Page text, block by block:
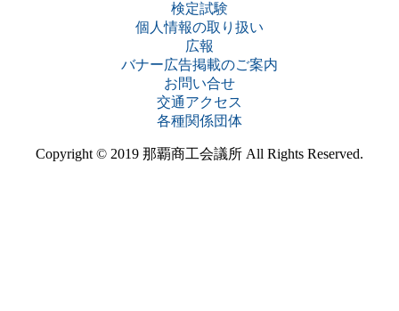
検定試験
個人情報の取り扱い
広報
バナー広告掲載のご案内
お問い合せ
交通アクセス
各種関係団体
Copyright © 2019 那覇商工会議所 All Rights Reserved.